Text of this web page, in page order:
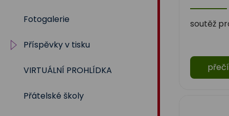
soutěž
2014/2015
2013/2014
2012/2013
Metodik prevence
Školní psycholog
Sociální pedagog
Speciální pedagog
Fotogalerie
Příspěvky v tisku
Školní rok 2023 - 2024
Školní rok 2024 - 2025
VIRTUÁLNÍ PROHLÍDKA
Přátelské školy